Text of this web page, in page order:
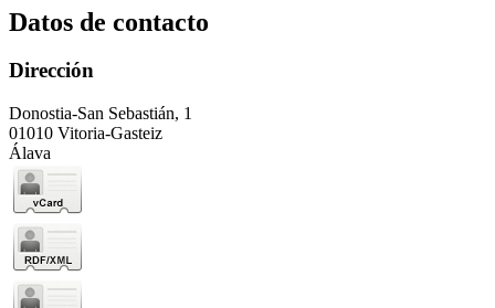
Datos de contacto
Dirección
Donostia-San Sebastián, 1
01010 Vitoria-Gasteiz
Álava